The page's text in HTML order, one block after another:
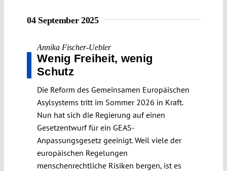
04 September 2025
Annika Fischer-Uebler
Wenig Freiheit, wenig
Schutz
Die Reform des Gemeinsamen Europäischen
Asylsystems tritt im Sommer 2026 in Kraft.
Nun hat sich die Regierung auf einen
Gesetzentwurf für ein GEAS-
Anpassungsgesetz geeinigt. Weil viele der
europäischen Regelungen
menschenrechtliche Risiken bergen, ist es